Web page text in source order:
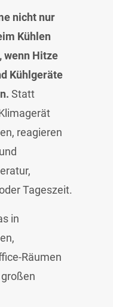
nicht nur
Kühlen
wenn Hitze
Kühlgeräte
Statt
reagieren
Tageszeit.
in
Räumen